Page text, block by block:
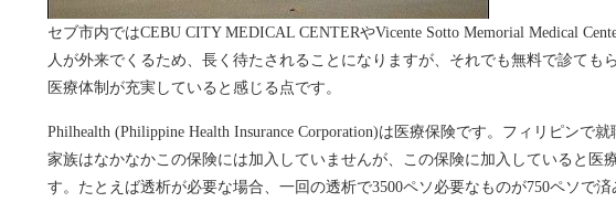
セブ市内ではCEBU CITY MEDICAL CENTERやVicente Sotto Memorial Medical
人が外来でくるため、長く待たされることになりますが、それでも無料で診ても
医療体制が充実していると感じる点です。
Philhealth (Philippine Health Insurance Corporation)は医療保険です。フィリピンで
家族はなかなかこの保険には加入していませんが、この保険に加入していると医
す。たとえば透析が必要な場合、一回の透析で3500ペソ必要なものが750ペソで済